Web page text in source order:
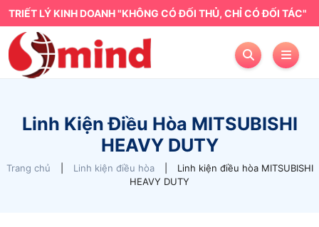
TRIẾT LÝ KINH DOANH "KHÔNG CÓ ĐỐI THỦ, CHỈ CÓ ĐỐI TÁC"
Linh Kiện Điều Hòa MITSUBISHI
HEAVY DUTY
Trang chủ Linh kiện điều hòa
Linh kiện điều hòa MITSUBISHI
HEAVY DUTY